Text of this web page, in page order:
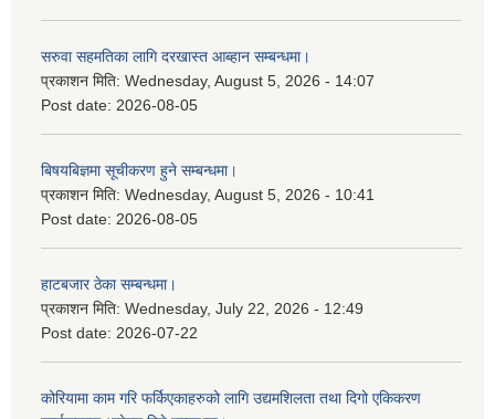
सरुवा सहमतिका लागि दरखास्त आब्हान सम्बन्धमा।
प्रकाशन मिति: Wednesday, August 5, 2026 - 14:07
Post date: 2026-08-05
बिषयबिज्ञमा सूचीकरण हुने सम्बन्धमा।
प्रकाशन मिति: Wednesday, August 5, 2026 - 10:41
Post date: 2026-08-05
हाटबजार ठेका सम्बन्धमा।
प्रकाशन मिति: Wednesday, July 22, 2026 - 12:49
Post date: 2026-07-22
कोरियामा काम गरि फर्किएकाहरुको लागि उद्यमशिलता तथा दिगो एकिकरण